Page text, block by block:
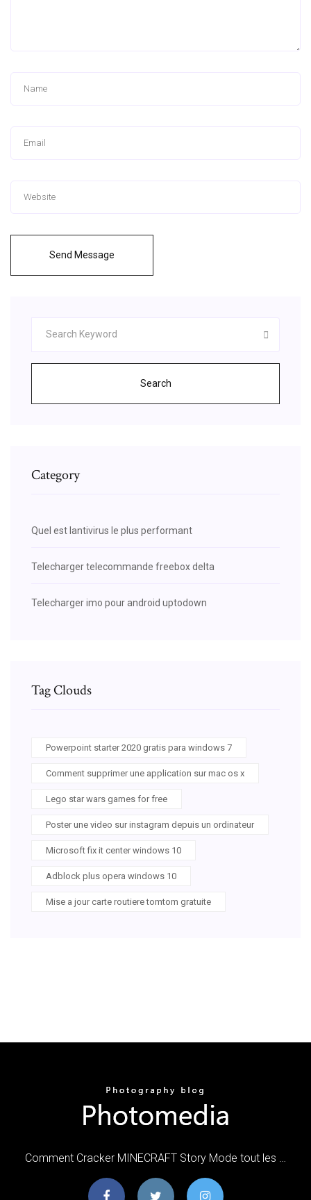
Send Message
Search
Category
Quel est lantivirus le plus performant
Telecharger telecommande freebox delta
Telecharger imo pour android uptodown
Tag Clouds
Powerpoint starter 2020 gratis para windows 7
Comment supprimer une application sur mac os x
Lego star wars games for free
Poster une video sur instagram depuis un ordinateur
Microsoft fix it center windows 10
Adblock plus opera windows 10
Mise a jour carte routiere tomtom gratuite
Comment Cracker MINECRAFT Story Mode tout les …